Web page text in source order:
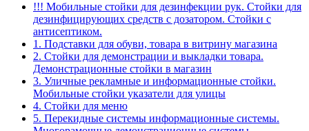
!!! Мобильные стойки для дезинфекции рук. Стойки для
дезинфицирующих средств с дозатором. Стойки с
антисептиком.
1. Подставки для обуви, товара в витрину магазина
2. Стойки для демонстрации и выкладки товара.
Демонстрационные стойки в магазин
3. Уличные рекламные и информационные стойки.
Мобильные стойки указатели для улицы
4. Стойки для меню
5. Перекидные системы информационные системы.